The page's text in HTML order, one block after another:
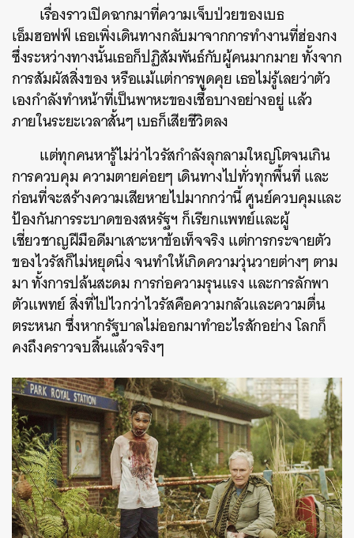
เรื่องราวเปิดฉากมาที่ความเจ็บป่วยของเบธ
เอ็มฮอฟฟ์ เธอเพิ่งเดินทางกลับมาจากการทำงานที่ฮ่องกง
ซึ่งระหว่างทางนั้นเธอก็ปฏิสัมพันธ์กับผู้คนมากมาย ทั้งจาก
การสัมผัสสิ่งของ หรือแม้แต่การพูดคุย เธอไม่รู้เลยว่าตัว
เองกำลังทำหน้าที่เป็นพาหะของเชื้อบางอย่างอยู่ แล้ว
ภายในระยะเวลาสั้นๆ เบธก็เสียชีวิตลง
แต่ทุกคนหารู้ไม่ว่าไวรัสกำลังลุกลามใหญ่โตจนเกิน
การควบคุม ความตายค่อยๆ เดินทางไปทั่วทุกพื้นที่ และ
ก่อนที่จะสร้างความเสียหายไปมากกว่านี้ ศูนย์ควบคุมและ
ป้องกันการระบาดของสหรัฐฯ ก็เรียกแพทย์และผู้
เชี่ยวชาญฝีมือดีมาเสาะหาข้อเท็จจริง แต่การกระจายตัว
ของไวรัสก็ไม่หยุดนิ่ง จนทำให้เกิดความวุ่นวายต่างๆ ตาม
มา ทั้งการปล้นสะดม การก่อความรุนแรง และการลักพา
ตัวแพทย์ สิ่งที่ไปไวกว่าไวรัสคือความกลัวและความตื่น
ตระหนก ซึ่งหากรัฐบาลไม่ออกมาทำอะไรสักอย่าง โลกก็
คงถึงคราวจบสิ้นแล้วจริงๆ